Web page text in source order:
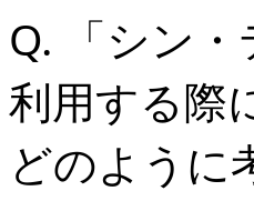
Q. 「シン
利用する際
どのように